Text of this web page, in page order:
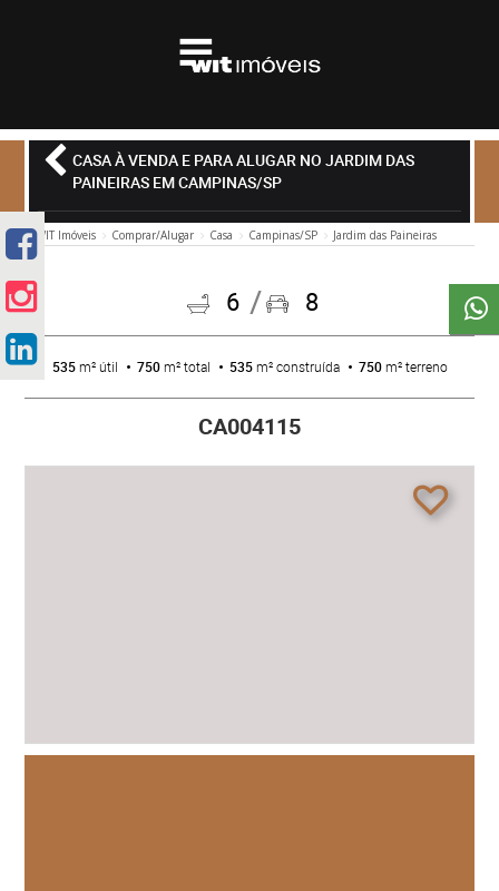
CASA À VENDA E PARA ALUGAR NO JARDIM DAS
PAINEIRAS EM CAMPINAS/SP
WIT Imóveis Comprar/Alugar Casa Campinas/SP Jardim das Paineiras
6 8
535m² útil 750m² total 535m² construída 750m² terreno
CA004115